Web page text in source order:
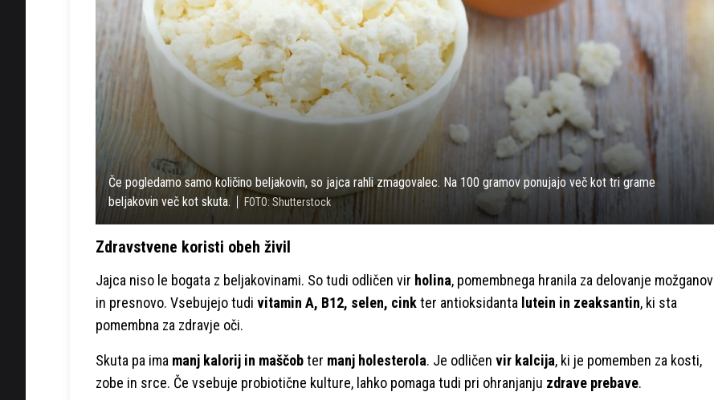
Če pogledamo samo količino beljakovin, so jajca rahli zmagovalec. Na 100 gramov ponujajo več kot tri grame
beljakovin več kot skuta.
FOTO: Shutterstock
Zdravstvene koristi obeh živil
Jajca niso le bogata z beljakovinami. So tudi odličen vir holina, pomembnega hranila za delovanje možganov
in presnovo. Vsebujejo tudi vitamin A, B12, selen, cinkter antioksidanta lutein in zeaksantin, ki sta
pomembna za zdravje oči.
Skuta pa ima manj kalorij in maščobter manj holesterola. Je odličen vir kalcija, ki je pomemben za kosti,
zobe in srce. Če vsebuje probiotične kulture, lahko pomaga tudi pri ohranjanju zdrave prebave.